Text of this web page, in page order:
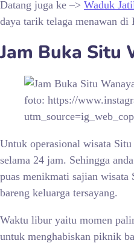
Datang juga ke –> Waduk
daya tarik telaga menawan di
Jam Buka Situ
foto: https://
Untuk operasional wisata Situ
selama 24 jam. Sehingga
puas menikmati sajian wisata
bareng keluarga tersayang.
Waktu libur yaitu momen
untuk menghabiskan piknik